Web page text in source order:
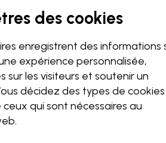
Modifiez votre
Notre équipe de
unique.
Modifiez la taille ou les
Ajoutez ou supprimez un
Créez votre propre
des cookies
enregistrent des informations
expérience personnalisée,
les visiteurs et soutenir un
décidez des types de
qui sont nécessaires au